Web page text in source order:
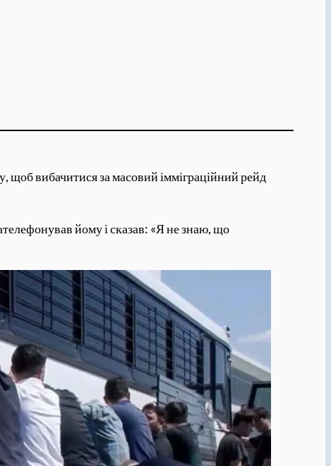
вибачитися за масовий імміграційний рейд
йому і сказав: «Я не знаю, що